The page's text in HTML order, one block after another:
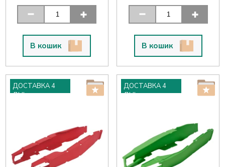
В кошик В кошик
ДОСТАВКА 4
ДНІ
ДОСТАВКА 4
ДНІ